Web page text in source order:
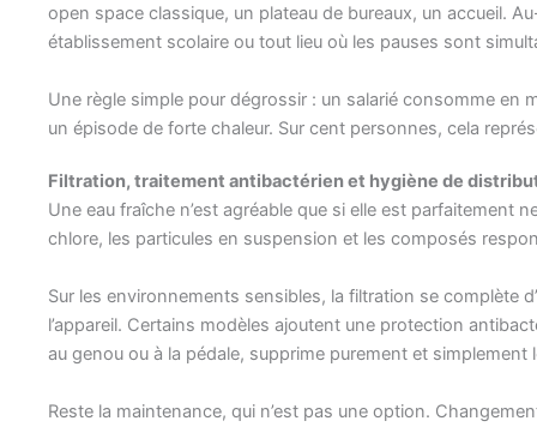
open space classique, un plateau de bureaux, un accueil.
établissement scolaire ou tout lieu où les pauses sont
Une règle simple pour dégrossir : un salarié consomme en
un épisode de forte chaleur. Sur cent personnes, cela
Filtration, traitement antibactérien et hygiène de
Une eau fraîche n’est agréable que si elle est
chlore, les particules en suspension et les composés
Sur les environnements sensibles, la filtration se complète
l’appareil. Certains modèles ajoutent une protection
au genou ou à la pédale, supprime purement et
Reste la maintenance, qui n’est pas une option.